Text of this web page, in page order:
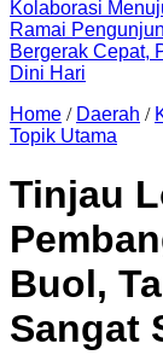
Kolaborasi
Ramai
Bergerak Cepat,
Dini Hari
Home / Daerah /
Topik Utama
Tinjau
Buol,
Sangat